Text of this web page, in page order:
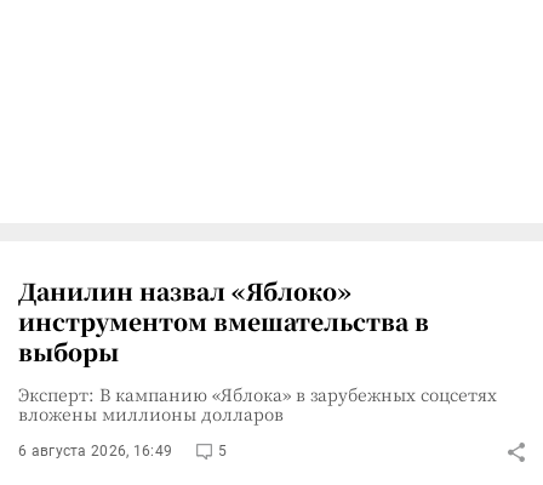
Данилин назвал «Яблоко»
инструментом вмешательства в
выборы
Эксперт: В кампанию «Яблока» в зарубежных соцсетях
вложены миллионы долларов
6 августа 2026, 16:49 5